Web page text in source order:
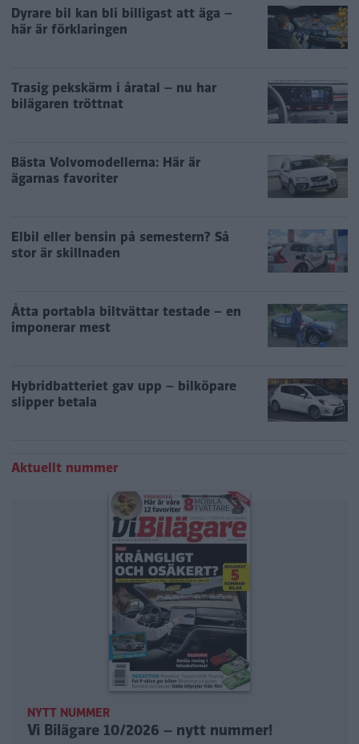
Dyrare bil kan bli billigast att äga –
här är förklaringen
Trasig pekskärm i åratal – nu har
bilägaren tröttnat
Bästa Volvomodellerna: Här är
ägarnas favoriter
Elbil eller bensin på semestern? Så
stor är skillnaden
Åtta portabla biltvättar testade – en
imponerar mest
Hybridbatteriet gav upp – bilköpare
slipper betala
Aktuellt nummer
NYTT NUMMER
Vi Bilägare 10/2026 – nytt nummer!